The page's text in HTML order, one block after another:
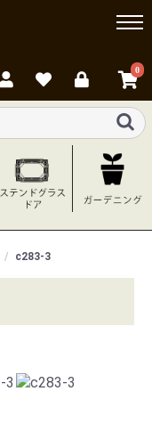
0
c283-3